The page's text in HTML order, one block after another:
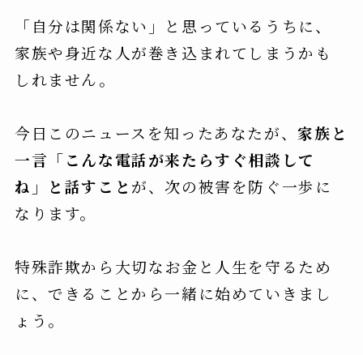
「自分は関係ない」と思っているうちに、
家族や身近な人が巻き込まれてしまうかも
しれません。
今日このニュースを知ったあなたが、家族と
一言「こんな電話が来たらすぐ相談して
ね」と話すこと が、次の被害を防ぐ一歩に
なります。
特殊詐欺から大切なお金と人生を守るため
に、できることから一緒に始めていきまし
ょう。